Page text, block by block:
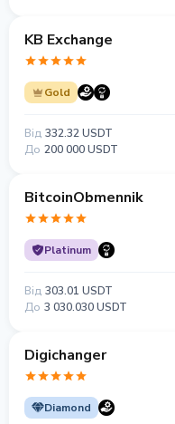
KB Exchange
Gold
Від 332.32 USDT
До 200 000 USDT
BitcoinObmennik
Platinum
Від 303.01 USDT
До 3 030.030 USDT
Digichanger
Diamond